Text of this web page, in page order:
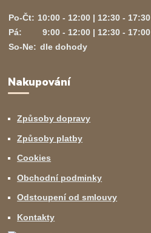
Po-Čt: 10:00 - 12:00 | 12:30 - 17:30
Pá:
9:00 - 12:00 | 12:30 - 17:00
So-Ne: dle dohody
Nakupování
Způsoby dopravy
Způsoby platby
Cookies
Obchodní podminky
Odstoupení od smlouvy
Kontakty